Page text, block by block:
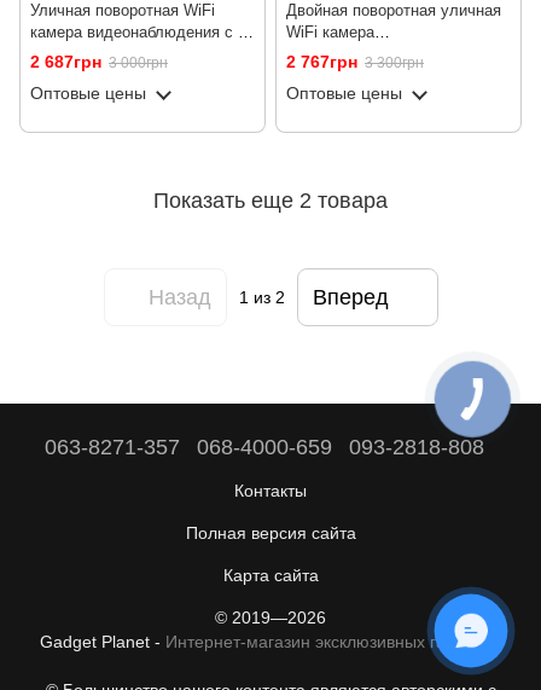
Уличная поворотная WiFi
камера видеонаблюдения с 2
объективами uSafe OC-03DL-
PTZ, 1080P, 4 МП
2 687грн 3 000грн
Оптовые цены
Двойная поворотная уличная
WiFi камера
видеонаблюдения uSafe OC-
04DL-PTZ, с 2 объективами, 4
МП, 1080P
2 767грн 3 300грн
Оптовые цены
Показать еще 2 товара
Назад 1из 2 Вперед
063-8271-357 068-4000-659 093-2818-808
Контакты
Полная версия сайта
Карта сайта
© 2019—2026
Gadget Planet - Интернет-магазин эксклюзивных гаджетов
ОНЛАЙН ЧАТ